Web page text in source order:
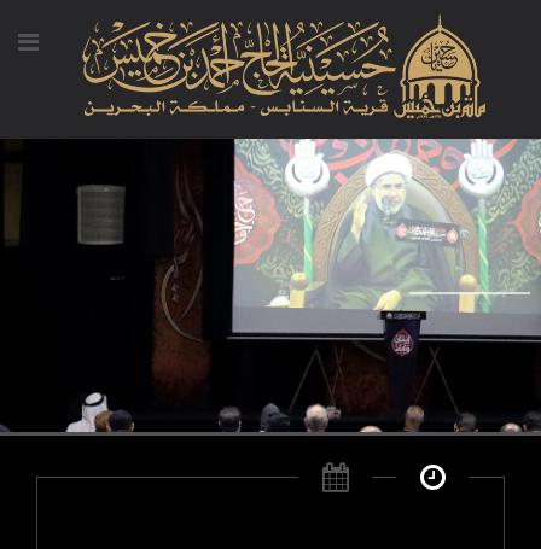
المجلس الحسيني ليلة ذكرى استشهاد الإمام علي بن موسى الرضا لل ...
المجلس الحسيني ليلة ذكرى استشهاد الإمام علي بن موسى الرضا للعام 2025/1447 الخطيب/الشيخ محمد البربوري ...
إقرأ المزيد